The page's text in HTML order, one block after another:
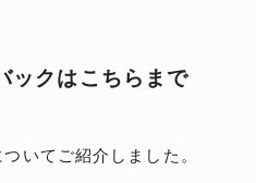
ックはこちらまで
いてご紹介しました。